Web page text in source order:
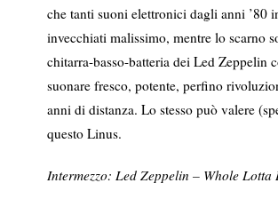
che tanti suoni elettronici dagli anni ’80
invecchiati malissimo, mentre lo scarno
chitarra-basso-batteria dei Led Zeppelin
suonare fresco, potente, perfino
anni di distanza. Lo stesso può valere
questo Linus.
Intermezzo: Led Zeppelin – Whole Lotta